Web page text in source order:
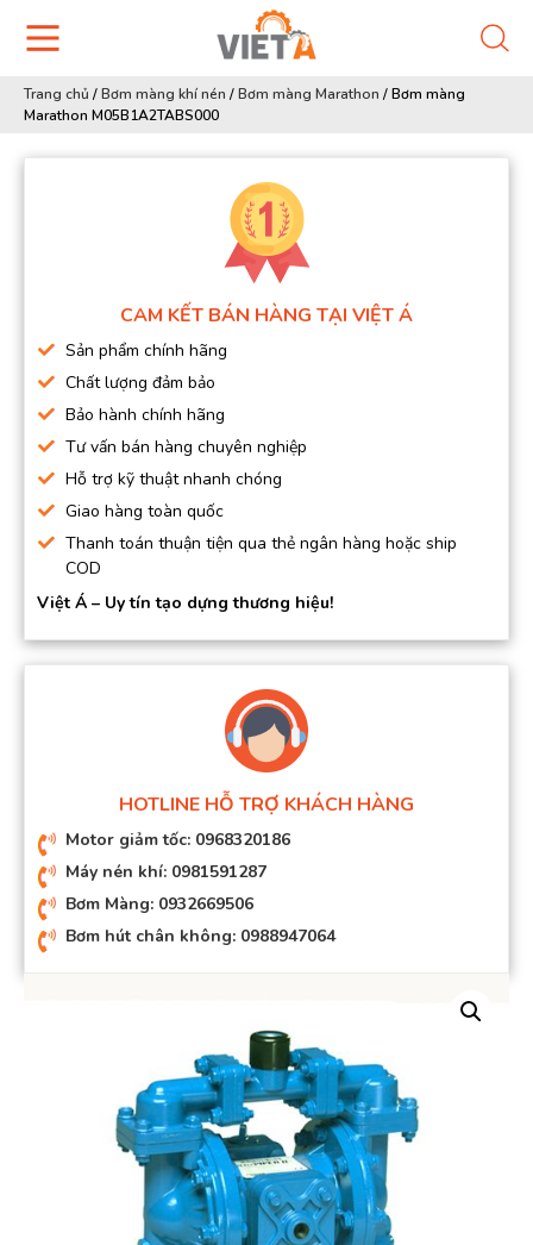
Trang chủ /Bơm màng khí nén /Bơm màng Marathon /Bơm màng
Marathon M05B1A2TABS000
CAM KẾT BÁN HÀNG TẠI VIỆT Á
Sản phẩm chính hãng
Chất lượng đảm bảo
Bảo hành chính hãng
Tư vấn bán hàng chuyên nghiệp
Hỗ trợ kỹ thuật nhanh chóng
Giao hàng toàn quốc
Thanh toán thuận tiện qua thẻ ngân hàng hoặc ship
COD
Việt Á – Uy tín tạo dựng thương hiệu!
HOTLINE HỖ TRỢ KHÁCH HÀNG
Motor giảm tốc: 0968320186
Máy nén khí: 0981591287
Bơm Màng: 0932669506
Bơm hút chân không: 0988947064